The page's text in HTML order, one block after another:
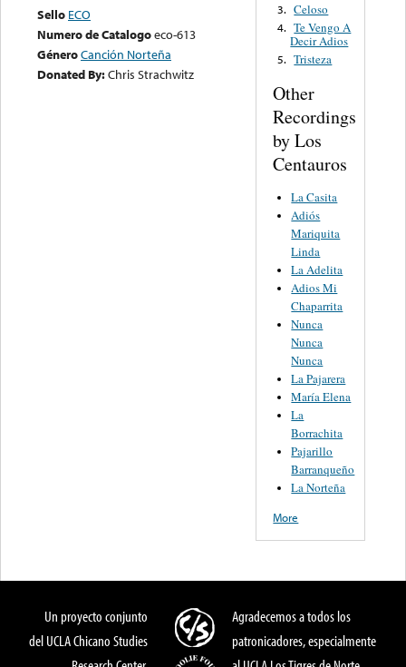
Sello ECO
Numero de Catalogoeco-613
GéneroCanción Norteña
Donated By:Chris Strachwitz
3. Celoso
4. Te Vengo A
Decir Adios
5. Tristeza
Other
Recordings
by Los
Centauros
La Casita
Adiós
Mariquita
Linda
La Adelita
Adios Mi
Chaparrita
Nunca
Nunca
Nunca
La Pajarera
María Elena
La
Borrachita
Pajarillo
Barranqueño
La Norteña
More
Un proyecto conjunto
del UCLA Chicano Studies
Agradecemos a todos los
patronicadores, especialmente